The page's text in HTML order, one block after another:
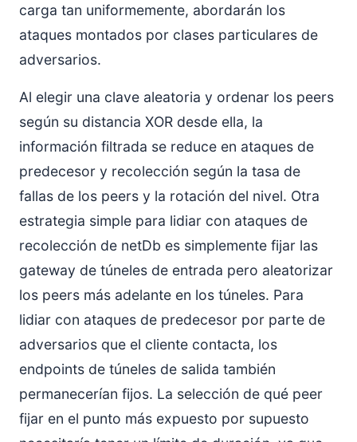
carga tan uniformemente, abordarán los
ataques montados por clases particulares de
adversarios.
Al elegir una clave aleatoria y ordenar los peers
según su distancia XOR desde ella, la
información filtrada se reduce en ataques de
predecesor y recolección según la tasa de
fallas de los peers y la rotación del nivel. Otra
estrategia simple para lidiar con ataques de
recolección de netDb es simplemente fijar las
gateway de túneles de entrada pero aleatorizar
los peers más adelante en los túneles. Para
lidiar con ataques de predecesor por parte de
adversarios que el cliente contacta, los
endpoints de túneles de salida también
permanecerían fijos. La selección de qué peer
fijar en el punto más expuesto por supuesto